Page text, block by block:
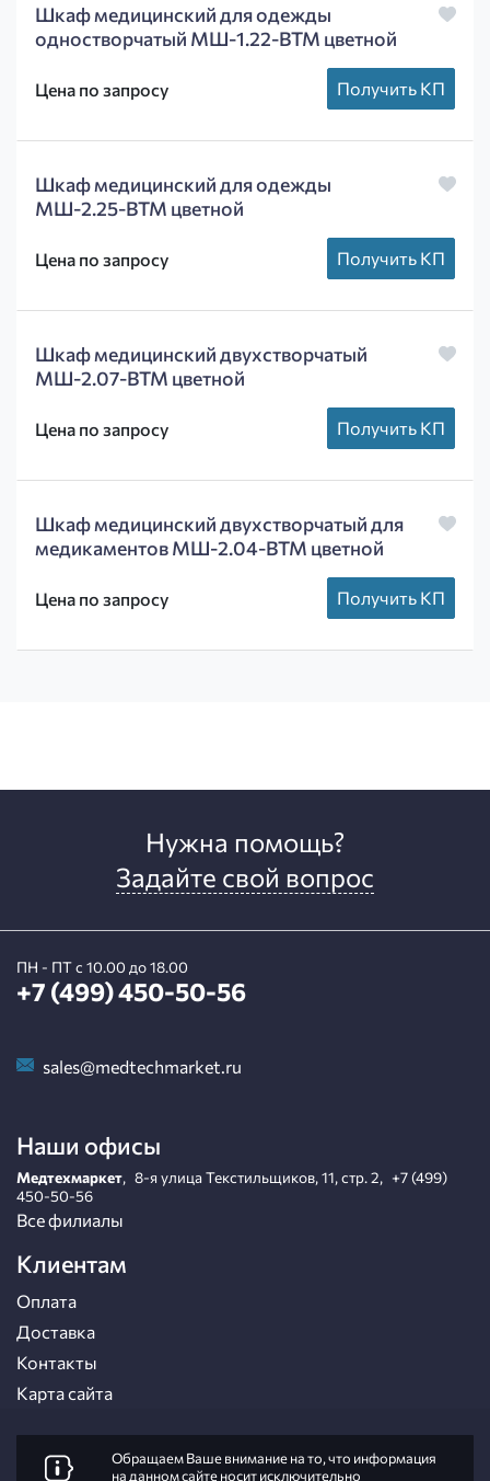
Шкаф медицинский для одежды
одностворчатый МШ-1.22-ВТМ цветной
Цена по запросу Получить КП
Шкаф медицинский для одежды
МШ-2.25-ВТМ цветной
Цена по запросу Получить КП
Шкаф медицинский двухстворчатый
МШ-2.07-ВТМ цветной
Цена по запросу Получить КП
Шкаф медицинский двухстворчатый для
медикаментов МШ-2.04-ВТМ цветной
Цена по запросу Получить КП
Нужна помощь?
Задайте свой вопрос
ПН - ПТ с 10.00 до 18.00
+7 (499) 450-50-56
sales@medtechmarket.ru
Наши офисы
Медтехмаркет, 8-я улица Текстильщиков, 11, стр. 2, +7 (499)
450-50-56
Все филиалы
Клиентам
Оплата
Доставка
Контакты
Карта сайта
Обращаем Ваше внимание на то, что информация
на данном сайте носит исключительно